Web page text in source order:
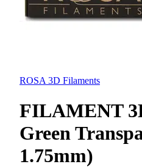
ROSA 3D Filaments
FILAMENT
Green
1.75mm)